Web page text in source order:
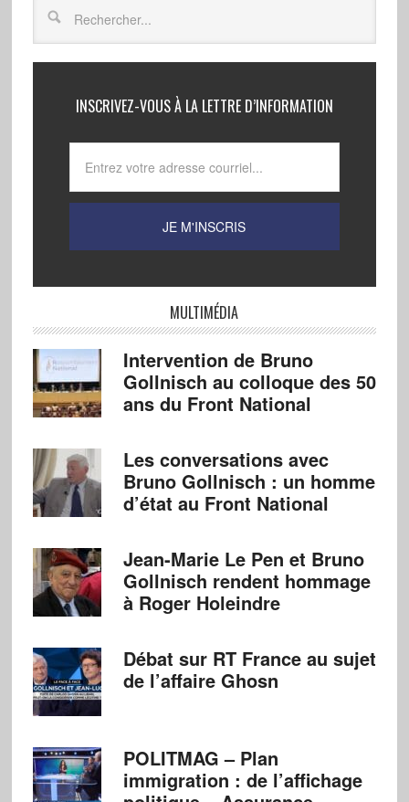
INSCRIVEZ-VOUS À LA LETTRE D’INFORMATION
MULTIMÉDIA
Intervention de Bruno
Gollnisch au colloque des 50
ans du Front National
Les conversations avec
Bruno Gollnisch : un homme
d’état au Front National
Jean-Marie Le Pen et Bruno
Gollnisch rendent hommage
à Roger Holeindre
Débat sur RT France au sujet
de l’affaire Ghosn
POLITMAG – Plan
immigration : de l’affichage